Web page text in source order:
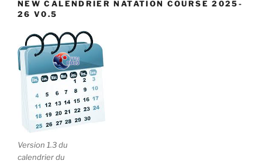
NEW CALENDRIER NATATION COURSE 2025-
26 V0.5
Version 1.3 du
calendrier du